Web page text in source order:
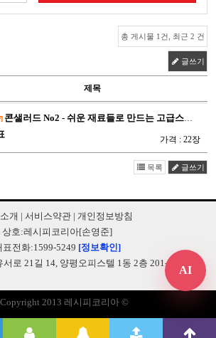
총 게시물 1건, 최근 2 건
글쓰기
제목
콘샐러드 No2 - 쉬운 재료들로 만드는 고급스러운 기본안주 -…
가격 : 22장
목록 글쓰기
개 | 서비스약관| 개인정보방침
상호:레시피코리아[손영준]
표전화:1599-5249 [정보확인]
로 21길 14, 양평오피스텔 1동 2층 201-B248
2013 레시피코리아 ©
AI